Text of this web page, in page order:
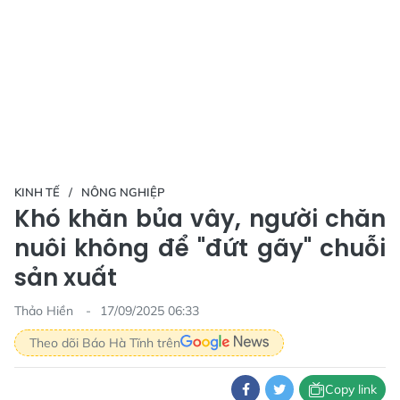
KINH TẾ NÔNG NGHIỆP
Khó khăn bủa vây, người chăn
nuôi không để "đứt gãy" chuỗi
sản xuất
Thảo Hiền
17/09/2025 06:33
Theo dõi Báo Hà Tĩnh trên
Copy link